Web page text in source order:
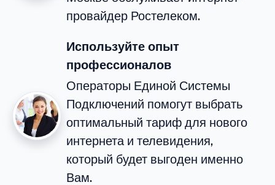
провайдер Ростелеком.
Используйте опыт
профессионалов
Операторы Единой Системы
Подключений помогут выбрать
оптимальный тариф для нового
интернета и телевидения,
который будет выгоден именно
Вам.